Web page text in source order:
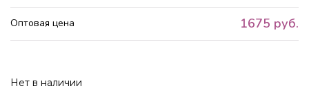
Оптовая цена 1675 руб.
Нет в наличии